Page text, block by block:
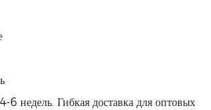
6 недель. Гибкая доставка для оптовых